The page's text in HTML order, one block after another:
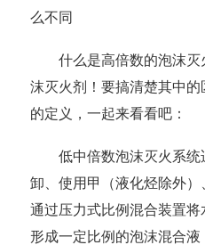
么不同
什么是高倍数的泡沫灭
沫灭火剂！要搞清楚其中
的定义，一起来看看吧：
低中倍数泡沫灭火系统
卸、使用甲（液化烃除外
通过压力式比例混合装置将
形成一定比例的泡沫混合